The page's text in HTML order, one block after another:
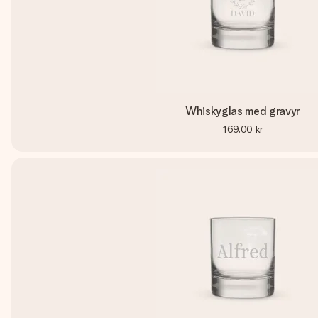
Whiskyglas med gravyr
169,00 kr